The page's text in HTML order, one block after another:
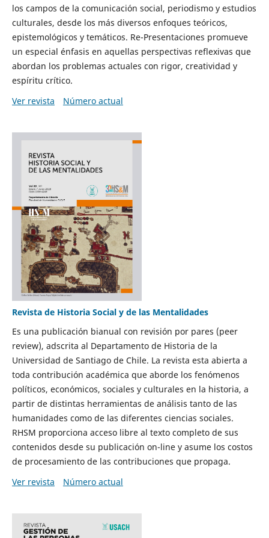
los campos de la comunicación social, periodismo y estudios
culturales, desde los más diversos enfoques teóricos,
epistemológicos y temáticos. Re-Presentaciones promueve
un especial énfasis en aquellas perspectivas reflexivas que
abordan los problemas actuales con rigor, creatividad y
espíritu crítico.
Ver revista
Número actual
Revista de Historia Social y de las Mentalidades
Es una publicación bianual con revisión por pares (peer
review), adscrita al Departamento de Historia de la
Universidad de Santiago de Chile. La revista esta abierta a
toda contribución académica que aborde los fenómenos
políticos, económicos, sociales y culturales en la historia, a
partir de distintas herramientas de análisis tanto de las
humanidades como de las diferentes ciencias sociales.
RHSM proporciona acceso libre al texto completo de sus
contenidos desde su publicación on-line y asume los costos
de procesamiento de las contribuciones que propaga.
Ver revista
Número actual